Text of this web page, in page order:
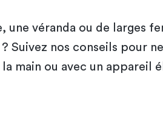
une véranda ou de larges
Suivez nos conseils pour
la main ou avec un appareil